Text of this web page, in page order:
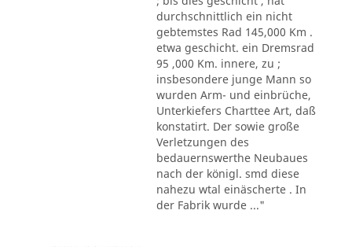
durchschnittlich ein nicht
gebtemstes Rad 145,000 Km .
etwa geschicht. ein Dremsrad
95 ,000 Km. innere, zu ;
insbesondere junge Mann so
wurden Arm- und einbrüche,
Unterkiefers Charttee Art, daß
konstatirt. Der sowie große
Verletzungen des
bedauernswerthe Neubaues
nach der königl. smd diese
nahezu wtal einäscherte . In
der Fabrik wurde ..."